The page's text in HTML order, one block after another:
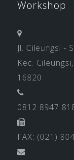
Workshop
Jl. Cileungsi -
Kec.
16820
0812 8947
FAX: (021)